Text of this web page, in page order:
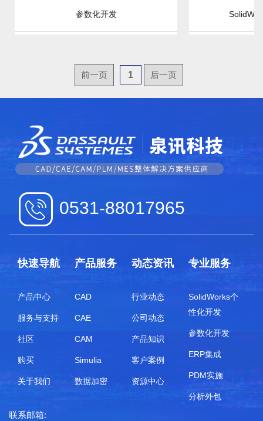
参数化开发
前一页 1 后一页
0531-88017965
快速导航
产品中心
服务与支持
社区
购买
关于我们
产品服务
CAD
CAE
CAM
Simulia
数据加密
动态资讯
行业动态
公司动态
产品知识
客户案例
资源中心
专业服务
SolidWorks个
性化开发
参数化开发
ERP集成
PDM实施
分析外包
联系邮箱: